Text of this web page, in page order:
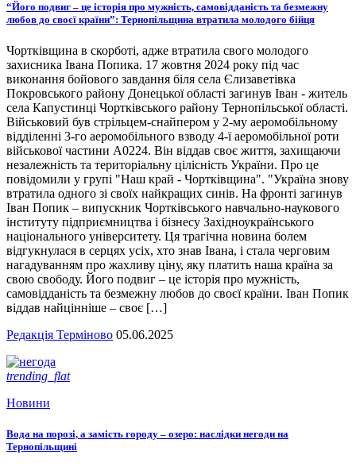
“Його подвиг – це історія про мужність, самовідданість та безмежну
любов до своєї країни”: Тернопільщина втратила молодого бійця
Чортківщина в скорботі, адже втратила свого молодого
захисника Івана Попика. 17 жовтня 2024 року під час
виконання бойового завдання біля села Єлизаветівка
Покровського району Донецької області загинув Іван - житель
села Капустинці Чортківського району Тернопільської області.
Військовий був стрільцем-снайпером у 2-му аеромобільному
відділенні 3-го аеромобільного взводу 4-ї аеромобільної роти
військової частини А0224. Він віддав своє життя, захищаючи
незалежність та територіальну цілісність України. Про це
повідомили у групі "Наш край - Чортківщина". "Україна знову
втратила одного зі своїх найкращих синів. На фронті загинув
Іван Попик – випускник Чортківського навчально-наукового
інституту підприємництва і бізнесу Західноукраїнського
національного університету. Ця трагічна новина болем
відгукнулася в серцях усіх, хто знав Івана, і стала черговим
нагадуванням про жахливу ціну, яку платить наша країна за
свою свободу. Його подвиг – це історія про мужність,
самовідданість та безмежну любов до своєї країни. Іван Попик
віддав найцінніше – своє […]
Редакція Терміново 05.06.2025
trending_flat
Новини
Вода на порозі, а замість городу – озеро: наслідки негоди на
Тернопільщині